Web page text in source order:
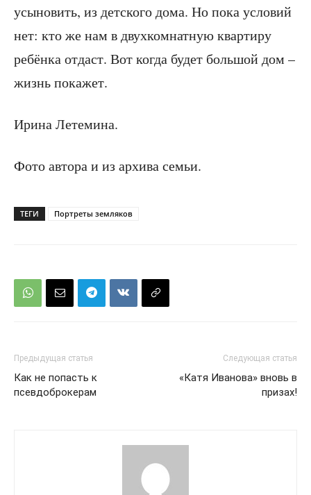
усыновить, из детского дома. Но пока условий
нет: кто же нам в двухкомнатную квартиру
ребёнка отдаст. Вот когда будет большой дом –
жизнь покажет.
Ирина Летемина.
Фото автора и из архива семьи.
ТЕГИ Портреты земляков
Предыдущая статья
Как не попасть к
псевдоброкерам
Следующая статья
«Катя Иванова» вновь в
призах!